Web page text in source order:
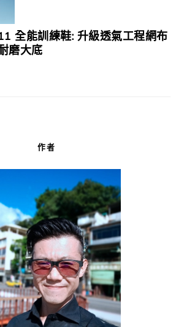
全能訓練鞋: 升級透氣工程網布
磨大底
作者